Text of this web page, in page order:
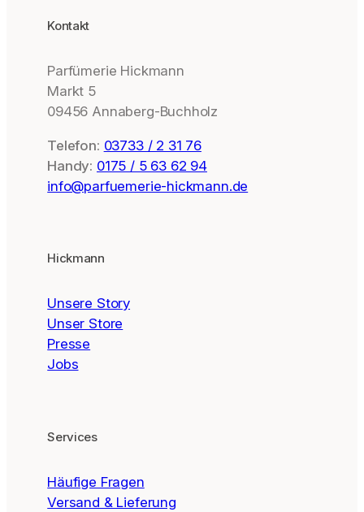
Kontakt
Parfümerie Hickmann
Markt 5
09456 Annaberg-Buchholz
Telefon: 03733 / 2 31 76
Handy: 0175 / 5 63 62 94
info@parfuemerie-hickmann.de
Hickmann
Unsere Story
Unser Store
Presse
Jobs
Services
Häufige Fragen
Versand & Lieferung